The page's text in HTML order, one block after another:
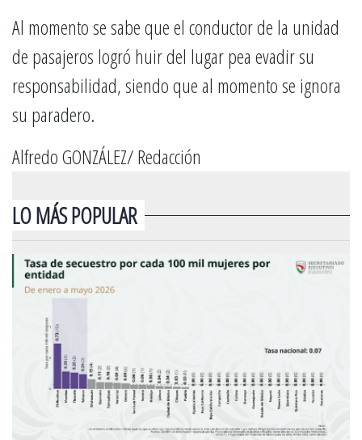
Al momento se sabe que el conductor de la unidad
de pasajeros logró huir del lugar pea evadir su
responsabilidad, siendo que al momento se ignora
su paradero.
Alfredo GONZÁLEZ/ Redacción
LO MÁS POPULAR